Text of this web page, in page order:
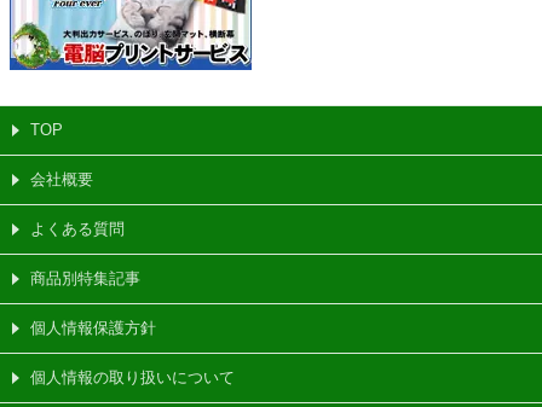
TOP
会社概要
よくある質問
商品別特集記事
個人情報保護方針
個人情報の取り扱いについて